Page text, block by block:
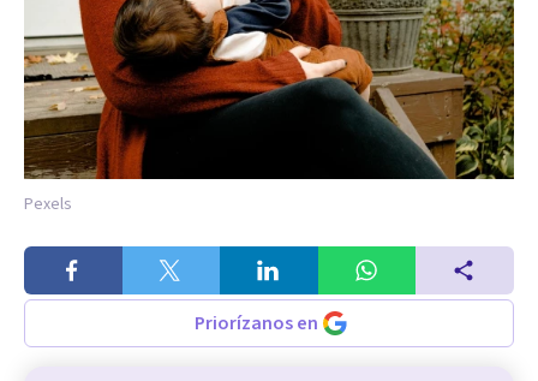
Pexels
Priorízanos en